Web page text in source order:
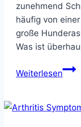
zunehmend
häufig von
große
Was ist
Weiterlesen
–